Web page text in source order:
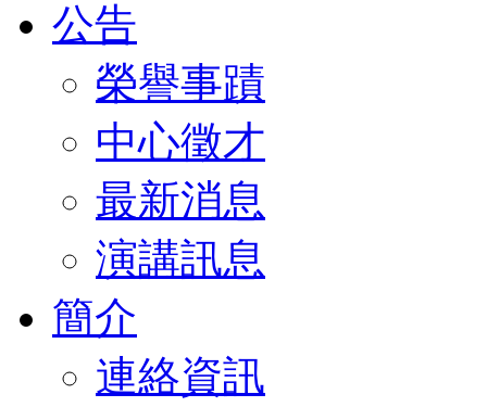
公告
榮譽事蹟
中心徵才
最新消息
演講訊息
簡介
連絡資訊